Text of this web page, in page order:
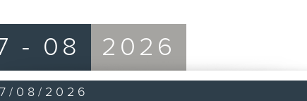
- 08 2026
08/2026